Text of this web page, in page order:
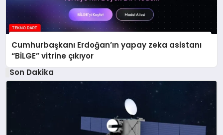
Cumhurbaşkanı Erdoğan’ın yapay zeka asistanı
“BİLGE” vitrine çıkıyor
Son Dakika